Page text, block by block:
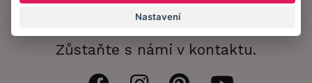
Informační memorandum
Zůstaňte s námi v kontaktu.
Nastavení